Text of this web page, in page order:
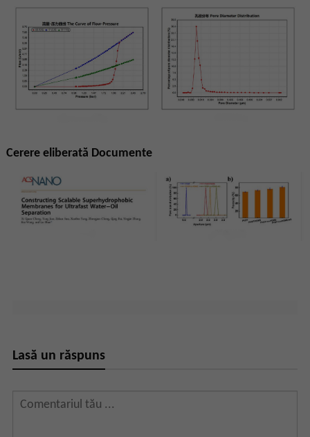
Cerere eliberată Documente
Lasă un răspuns